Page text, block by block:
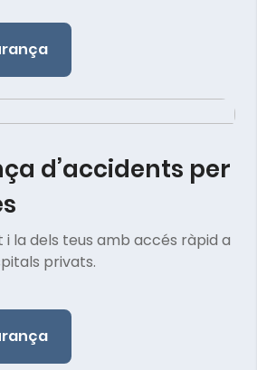
d’accidents per
i la dels teus amb accés ràpid a
privats.